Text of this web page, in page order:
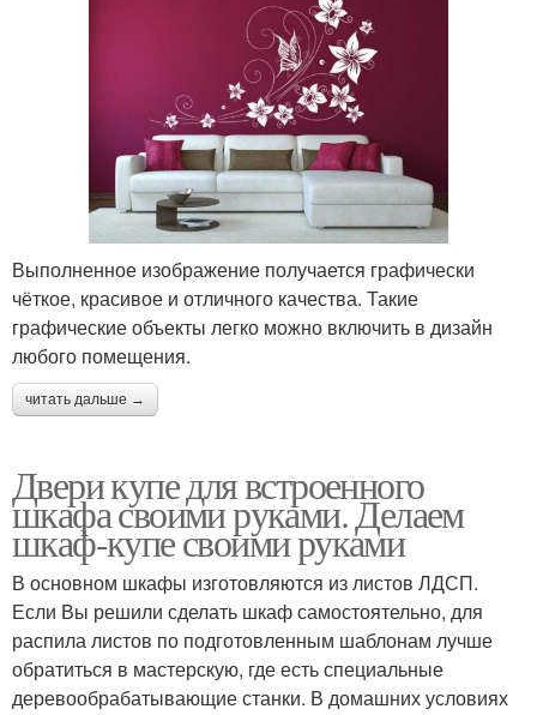
Выполненное изображение получается графически
чёткое, красивое и отличного качества. Такие
графические объекты легко можно включить в дизайн
любого помещения.
читать дальше →
Двери купе для встроенного
шкафа своими руками. Делаем
шкаф-купе своими руками
В основном шкафы изготовляются из листов ЛДСП.
Если Вы решили сделать шкаф самостоятельно, для
распила листов по подготовленным шаблонам лучше
обратиться в мастерскую, где есть специальные
деревообрабатывающие станки. В домашних условиях